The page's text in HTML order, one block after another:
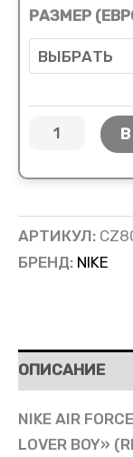
РАЗМЕР
АРТИКУЛ:
БРЕНД: NIKE
ОПИСАНИЕ
NIKE AIR
LOVER BOY»